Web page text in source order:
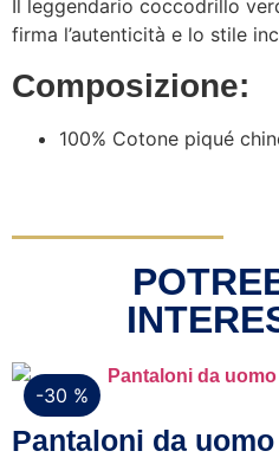
Il leggendario coccodrillo
firma l’autenticità e lo stile
Composizione:
100% Cotone piqué
-30 %
Pantaloni da